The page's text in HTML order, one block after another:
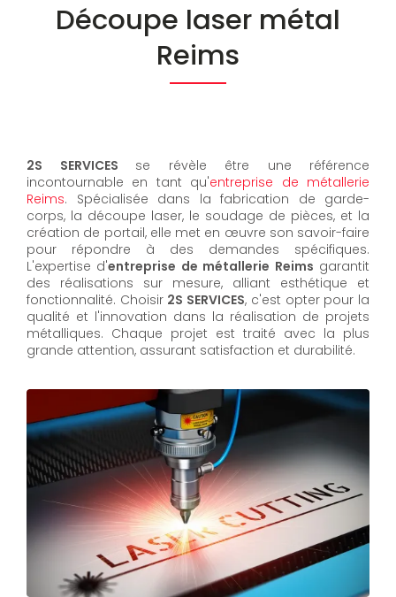
Découpe laser métal
Reims
2S SERVICES se révèle être une référence
incontournable en tant qu'entreprise de métallerie
Reims. Spécialisée dans la fabrication de garde-
corps, la découpe laser, le soudage de pièces, et la
création de portail, elle met en œuvre son savoir-faire
pour répondre à des demandes spécifiques.
L'expertise d'entreprise de métallerie Reims garantit
des réalisations sur mesure, alliant esthétique et
fonctionnalité. Choisir 2S SERVICES, c'est opter pour la
qualité et l'innovation dans la réalisation de projets
métalliques. Chaque projet est traité avec la plus
grande attention, assurant satisfaction et durabilité.